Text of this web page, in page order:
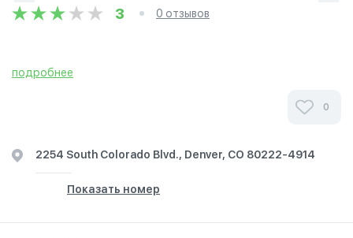
3 0 отзывов
подробнее
0
2254 South Colorado Blvd., Denver, CO 80222-4914
Показать номер